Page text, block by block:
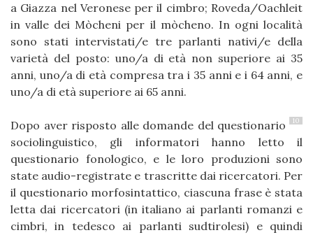
a Giazza nel Veronese per il cimbro; Roveda/Oachleit
in valle dei Mòcheni per il mòcheno. In ogni località
sono stati intervistati/e tre parlanti nativi/e della
varietà del posto: uno/a di età non superiore ai 35
anni, uno/a di età compresa tra i 35 anni e i 64 anni, e
uno/a di età superiore ai 65 anni.
10
Dopo aver risposto alle domande del questionario
sociolinguistico, gli informatori hanno letto il
questionario fonologico, e le loro produzioni sono
state audio-registrate e trascritte dai ricercatori. Per
il questionario morfosintattico, ciascuna frase è stata
letta dai ricercatori (in italiano ai parlanti romanzi e
cimbri, in tedesco ai parlanti sudtirolesi) e quindi